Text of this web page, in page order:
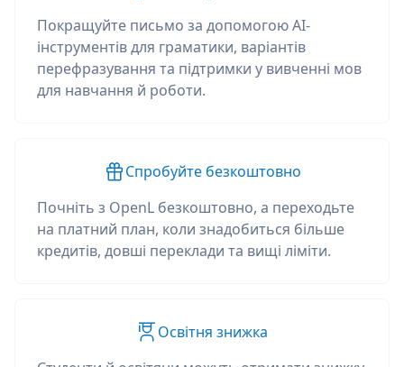
Покращуйте письмо за допомогою AI-
інструментів для граматики, варіантів
перефразування та підтримки у вивченні мов
для навчання й роботи.
Спробуйте безкоштовно
Почніть з OpenL безкоштовно, а переходьте
на платний план, коли знадобиться більше
кредитів, довші переклади та вищі ліміти.
Освітня знижка